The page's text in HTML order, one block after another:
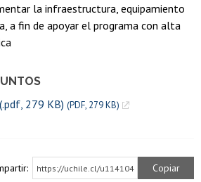
279 KB) (PDF, 279 KB)
la infraestructura, equipamiento
a fin de apoyar el programa con alta
https://uchile.cl/u114104 Copiar